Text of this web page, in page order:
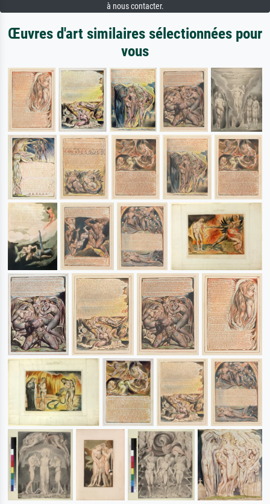
à nous contacter.
Œuvres d'art similaires sélectionnées pour
vous